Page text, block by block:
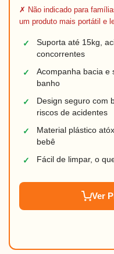
✗ Não indicado para
um produto mais portátil e
✓
Suporta até 15kg,
concorrentes
✓
Acompanha bacia e
banho
✓
Design seguro com
riscos de acidentes
✓
Material plástico
bebê
✓ Fácil de limpar, o
Ver